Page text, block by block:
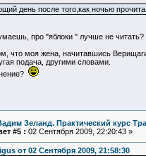
день после того,как ночью
про "яблоки " лучше не
что моя жена, начитавшись
подача, другими словами.
Зеланд. Практический курс
#5 : 02 Сентября 2009, 22:20:43 »
от 02 Сентября 2009, 21:58:30